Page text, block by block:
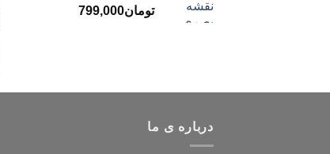
تومان799,000
درباره ی ما